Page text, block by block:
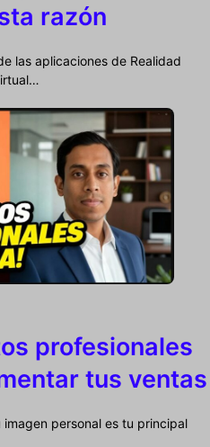
razón
las aplicaciones de Realidad
profesionales
tus ventas
personal es tu principal